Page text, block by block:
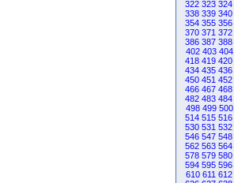
322 323 324
338 339 340
354 355 356
370 371 372
386 387 388
402 403 404
418 419 420
434 435 436
450 451 452
466 467 468
482 483 484
498 499 500
514 515 516
530 531 532
546 547 548
562 563 564
578 579 580
594 595 596
610 611 612